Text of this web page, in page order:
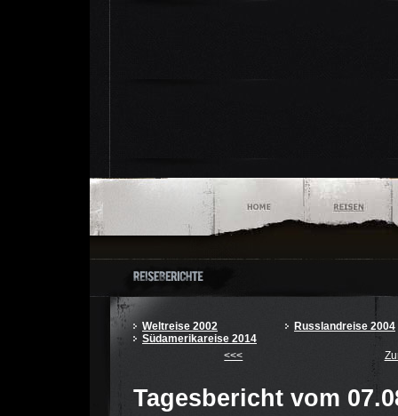
Weltreise 2002
Russlandreise 2004
Südamerikareise 2014
<<<
Tagesbericht vom